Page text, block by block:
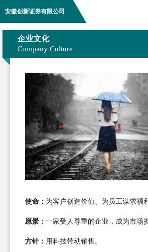
安徽创新证券有限公司
企业文化
Company Culture
使命： 为客户创造价值、为员工谋求福
愿景： 一家受人尊重的企业，成为市场
方针： 用科技带动销售。